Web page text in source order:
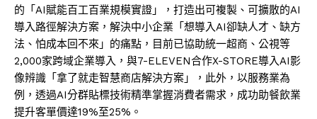
的「AI賦能百工百業規模實證」，打造出可複製、可擴散的AI
導入路徑解決方案，解決中小企業「想導入AI卻缺人才、缺方
法、怕成本回不來」的痛點，目前已協助統一超商、公視等
2,000家跨域企業導入，與7-ELEVEN合作X-STORE導入AI影
像辨識「拿了就走智慧商店解決方案」，此外，以服務業為
例，透過AI分群貼標技術精準掌握消費者需求，成功助餐飲業
提升客單價達19%至25%。